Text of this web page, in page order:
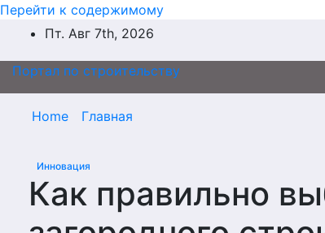
Перейти к содержимому
Пт. Авг 7th, 2026
Портал по строительству
Home Главная
Инновация
Как правильно